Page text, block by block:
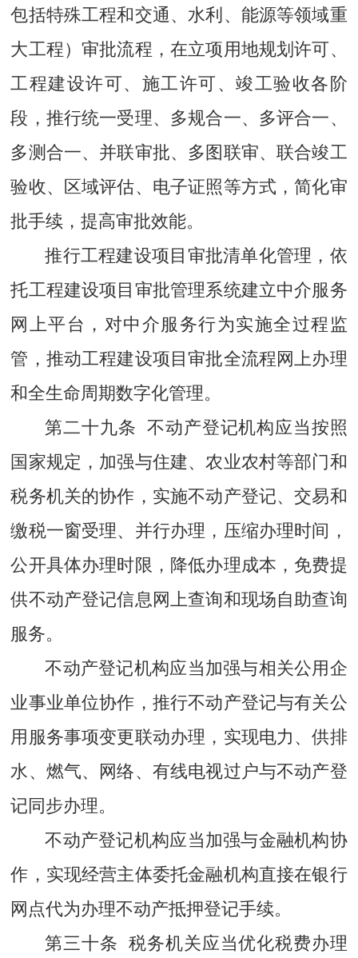
包括特殊工程和交通、水利、能源等领域重
大工程）审批流程，在立项用地规划许可、
工程建设许可、施工许可、竣工验收各阶
段，推行统一受理、多规合一、多评合一、
多测合一、并联审批、多图联审、联合竣工
验收、区域评估、电子证照等方式，简化审
批手续，提高审批效能。
推行工程建设项目审批清单化管理，依
托工程建设项目审批管理系统建立中介服务
网上平台，对中介服务行为实施全过程监
管，推动工程建设项目审批全流程网上办理
和全生命周期数字化管理。
第二十九条 不动产登记机构应当按照
国家规定，加强与住建、农业农村等部门和
税务机关的协作，实施不动产登记、交易和
缴税一窗受理、并行办理，压缩办理时间，
公开具体办理时限，降低办理成本，免费提
供不动产登记信息网上查询和现场自助查询
服务。
不动产登记机构应当加强与相关公用企
业事业单位协作，推行不动产登记与有关公
用服务事项变更联动办理，实现电力、供排
水、燃气、网络、有线电视过户与不动产登
记同步办理。
不动产登记机构应当加强与金融机构协
作，实现经营主体委托金融机构直接在银行
网点代为办理不动产抵押登记手续。
第三十条 税务机关应当优化税费办理